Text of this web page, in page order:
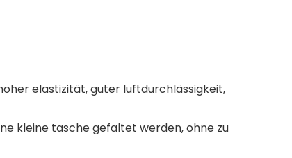
elastizität, guter luftdurchlässigkeit,
kleine tasche gefaltet werden, ohne zu